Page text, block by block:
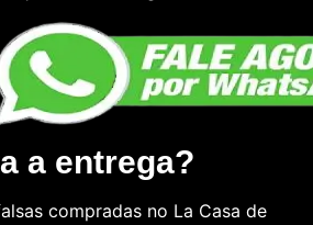
a entrega?
compradas no La Casa de